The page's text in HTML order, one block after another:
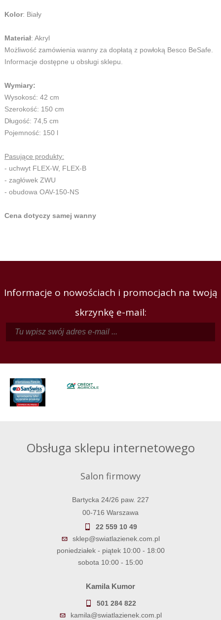
Kolor: Biały
Materiał: Akryl
Możliwość zamówienia wanny za dopłatą z powłoką Besco BeSafe.
Informacje dostępne u obsługi sklepu.
Wymiary:
Wysokosć: 42 cm
Szerokość: 150 cm
Długość: 74,5 cm
Pojemność: 150 l
Pasujące produkty:
- uchwyt FLEX-W, FLEX-B
- zagłówek ZWU
- obudowa OAV-150-NS
Cena dotyczy samej wanny
Informacje o nowościach i promocjach na twoją
skrzynkę e-mail:
Obsługa sklepu internetowego
Salon firmowy
Bartycka 24/26 paw. 227
00-716 Warszawa
22 559 10 49
sklep@swiatlazienek.com.pl
poniedziałek - piątek 10:00 - 18:00
sobota 10:00 - 15:00
Kamila Kumor
501 284 822
kamila@swiatlazienek.com.pl